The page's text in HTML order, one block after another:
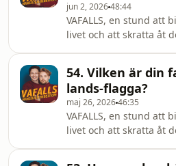
jun 2, 202648:44
VAFALLS, en stund att
livet och att skratta åt
more information.
54. Vilken är din
lands-flagga?
maj 26, 202646:35
VAFALLS, en stund att
livet och att skratta åt